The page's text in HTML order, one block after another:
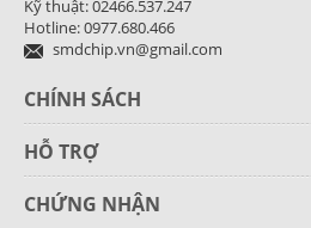
Kỹ thuật: 02466.537.247
Hotline: 0977.680.466
smdchip.vn@gmail.com
CHÍNH SÁCH
HỖ TRỢ
CHỨNG NHẬN